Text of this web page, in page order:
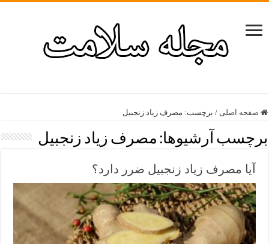
صفحه اصلی / برچسب: مصرف زیاد زنجبیل
برچسب آرشیوها: مصرف زیاد زنجبیل
آیا مصرف زیاد زنجبیل ضرر دارد؟